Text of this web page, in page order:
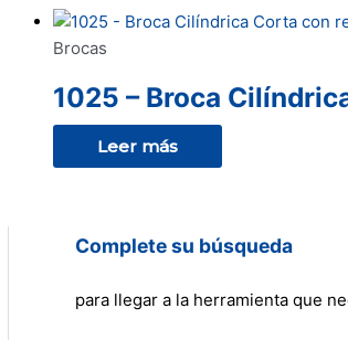
Brocas
1025 – Broca
Leer más
Complete su búsqueda
para llegar a la herramienta que